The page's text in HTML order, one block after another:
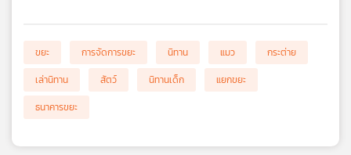
ขยะ การจัดการขยะ นิทาน แมว
กระต่าย
เล่านิทาน
สัตว์ นิทานเด็ก
แยกขยะ
ธนาคารขยะ